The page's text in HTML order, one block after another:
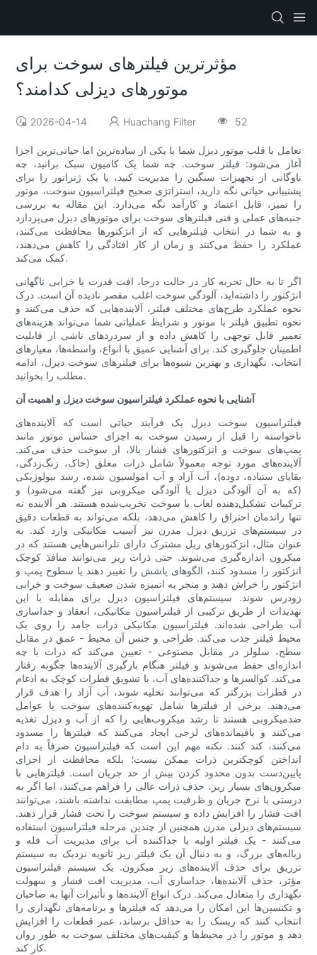
مؤثرترین فیلترهای سوخت برای
موتورهای دیزلی کدامند؟
2026-04-14 Huachang Filter 52
تعامل با قلب موتور دیزل شما با یکی از ساده‌ترین اما حیاتی‌ترین اجزا
آغاز می‌شود: فیلتر سوخت. چه شما یک کامیون سبک برانید، چه
ناوگانی از تجهیزات سنگین را مدیریت کنید، یا یک ژنراتور را برای
پشتیبانی حیاتی نگه دارید، استراتژی صحیح فیلتراسیون سوخت، موتور
را تمیز، قابل اعتماد و کارآمد نگه می‌دارد. این مقاله به بررسی
جنبه‌های عملی و فنی فیلترهای سوخت برای موتورهای دیزل می‌پردازد
و به شما در انتخاب فیلترهایی که از انژکتورها محافظت می‌کنند،
عملکرد را حفظ می‌کنند و زمان از کار افتادگی را کاهش می‌دهند،
کمک می‌کند.
اگر تا به حال تجربه کار در حالت درجا، افت قدرت یا خرابی ناگهانی
انژکتور را داشته‌اید، آلودگی سوخت اغلب مقصر نادیده آن است. درک
نحوه عملکرد طرح‌های مختلف فیلتر، آلاینده‌هایی که حذف می‌کنند و
نحوه تطبیق فیلتر با موتور و شرایط عملیاتی شما می‌تواند هزینه‌های
تعمیر قابل توجهی را کاهش داده و از سردردهای ناشی از قابلیت
اطمینان جلوگیری کند. برای آشنایی عمیق با انواع، واسطه‌ها، معیارهای
انتخاب، نگهداری و بهترین شیوه‌ها برای فیلترهای سوخت دیزل، ادامه
مطلب را بخوانید.
آشنایی با نحوه عملکرد فیلتراسیون سوخت دیزل و اهمیت آن
فیلتراسیون سوخت دیزل یک فرآیند حیاتی است که آلاینده‌های
ناخواسته را قبل از رسیدن سوخت به اجزای حساس موتور مانند
پمپ‌های سوخت و انژکتورهای فشار بالا، از سوخت حذف می‌کند.
آلاینده‌های مورد توجه معمولاً شامل ذرات معلق (خاک، زنگ‌زدگی،
بقایای سنباده، دوده)، آب آزاد و آب امولسیون شده، رشد بیولوژیکی
(که به آن آلودگی دیزل یا آلودگی میکروبی نیز گفته می‌شود) و
ترکیبات تشکیل‌دهنده لعاب یا سوخت تخریب‌شده هستند. هر آلاینده نه
تنها راندمان احتراق را کاهش می‌دهد، بلکه می‌تواند به قطعات دقیق
در سیستم‌های تزریق دیزل مدرن نیز آسیب مکانیکی وارد کند. به
عنوان مثال، انژکتورهای ریل مشترک دارای تلرانس‌هایی هستند که در
میکرون اندازه‌گیری می‌شوند. حتی ذرات ریز می‌توانند منافذ کوچک
انژکتور را مسدود کنند، الگوهای پاشش را تغییر دهند یا سطوح پمپ و
انژکتور را خراش دهند و منجر به اتمیزه شدن ضعیف سوخت و خرابی
زودرس شوند. سیستم‌های فیلتراسیون دیزل برای مقابله با این
تهدیدات از طریق ترکیبی از فیلتراسیون مکانیکی، انعقاد و جداسازی
آب طراحی شده‌اند. فیلتراسیون مکانیکی ذرات جامد را روی یک
محیط فیلتر جذب می‌کند. طراحی و جنس آن محیط - عمق در مقابل
سطح، سلولز در مقابل مصنوعی - تعیین می‌کند که ذرات با چه
اندازه‌ای حفظ می‌شوند و فیلتر هنگام بارگیری آلاینده‌ها چگونه رفتار
می‌کند. کوالسرها و جداکننده‌های آب، با تشویق قطرات کوچک به ادغام
در قطرات بزرگتر که می‌توانند تخلیه شوند، آب آزاد را هدف قرار
می‌دهند. برخی از فیلترها شامل تهویه‌کننده‌های سوخت یا عوامل
ضدمیکروبی هستند تا رشد میکروب‌هایی را که از آب و دیزل تغذیه
می‌کنند و باقیمانده‌های لزجی ایجاد می‌کنند که فیلترها را مسدود
می‌کنند، کند کنند. نکته مهم این است که فیلتراسیون صرفاً به دام
انداختن کوچکترین ذرات ممکن نیست؛ بلکه محافظت از اجزای
پایین‌دست بدون محدود کردن بیش از حد جریان است. فیلترهایی با
میکرون‌های بسیار ریز، حذف ذرات عالی را فراهم می‌کنند، اما اگر به
درستی با نرخ جریان و ظرفیت پمپ مطابقت نداشته باشند، می‌توانند
افت فشار را افزایش داده و سیستم سوخت را تحت فشار قرار دهند.
سیستم‌های دیزلی مدرن همچنین از چندین مرحله فیلتراسیون استفاده
می‌کنند - یک فیلتر اولیه یا جداکننده آب برای مدیریت آب فله و
زباله‌های بزرگ، و به دنبال آن یک فیلتر ریز ثانویه نزدیک به سیستم
تزریق برای حذف آلاینده‌های زیر میکرون. یک سیستم فیلتراسیون
مؤثر، حذف آلاینده‌ها، جداسازی آب، مدیریت افت فشار و سهولت
نگهداری را متعادل می‌کند. درک انواع آلاینده‌ها و تأثیرات آنها به صاحبان
و تکنسین‌ها این امکان را می‌دهد که فیلترها و برنامه‌های نگهداری را
انتخاب کنند که ریسک را به حداقل برساند، عمر قطعات را افزایش
دهد و موتور را در محیط‌ها و کیفیت‌های مختلف سوخت به طور روان
کار کند.